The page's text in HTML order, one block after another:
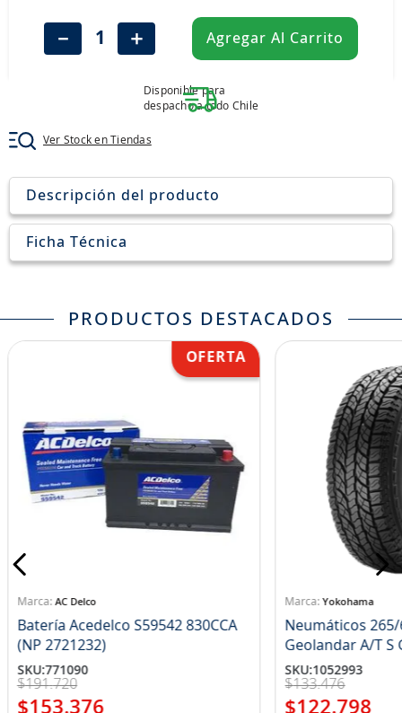
＋
－ Agregar Al Carrito
Disponible para
despacho a todo Chile
Ver Stock en Tiendas
Descripción del producto
Ficha Técnica
PRODUCTOS DESTACADOS
AC Delco
Batería Acedelco S59542 830CCA
(NP 2721232)
SKU:771090
$191.720
$153.376
Yokohama
Neumáticos 265/
SKU:1052993
$133.476
$122.798
255